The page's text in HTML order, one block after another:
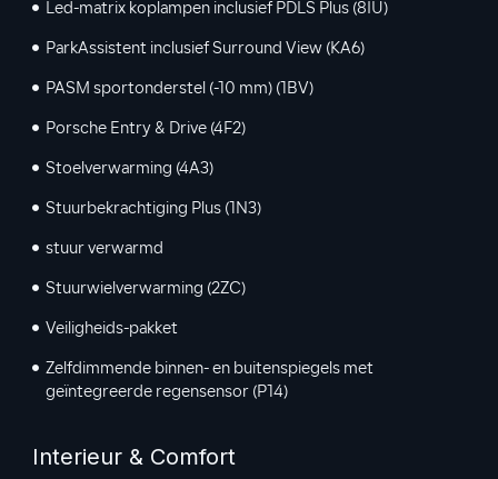
Led-matrix koplampen inclusief PDLS Plus (8IU)
ParkAssistent inclusief Surround View (KA6)
PASM sportonderstel (-10 mm) (1BV)
Porsche Entry & Drive (4F2)
Stoelverwarming (4A3)
Stuurbekrachtiging Plus (1N3)
stuur verwarmd
Stuurwielverwarming (2ZC)
Veiligheids-pakket
Zelfdimmende binnen- en buitenspiegels met
geïntegreerde regensensor (P14)
Interieur & Comfort